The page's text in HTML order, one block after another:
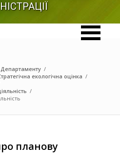
Департаменту /
екологічна оцінка /
/
планову